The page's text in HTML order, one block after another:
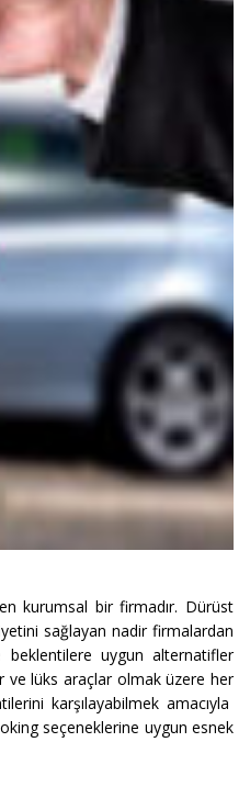
kurumsal bir firmadır. Dürüst
sağlayan nadir firmalardan
uygun alternatifler
ve lüks araçlar olmak üzere her
karşılayabilmek amacıyla
seçeneklerine uygun esnek